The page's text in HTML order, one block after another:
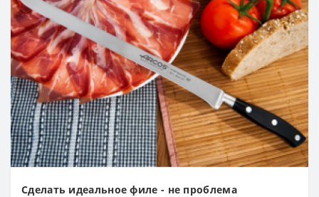
Сделать идеальное филе - не проблема